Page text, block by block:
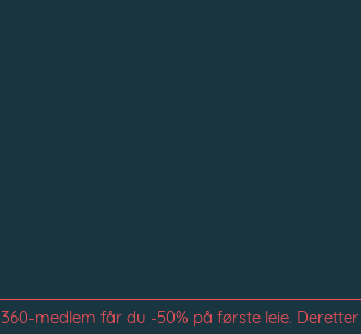
medlem får du -50% på første leie.